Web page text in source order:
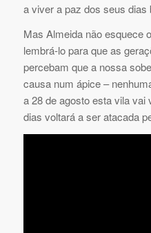
a viver a paz dos seus dias
Mas Almeida não esquece
lembrá-lo para que as
percebam que a nossa
causa num ápice –
a 28 de agosto esta vila vai
dias voltará a ser atacada